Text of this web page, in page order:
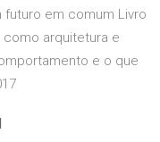
futuro em comum Livro
arquitetura e
e o que